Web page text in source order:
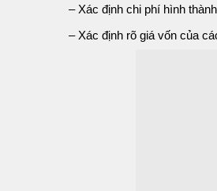
– Xác định chi phí hình
– Xác định rõ giá vốn của